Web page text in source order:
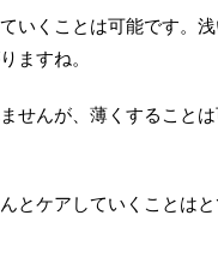
いくことは可能です。浅
ますね。
せんが、薄くすること
とケアしていくことはと